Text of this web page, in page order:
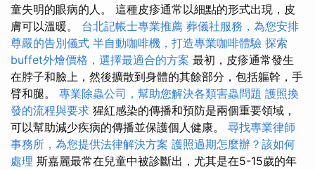
童失明的眼病的人。 這種皮疹通常以細點的形式出現，皮
膚可以溫暖。 台北記帳士專業推薦 葬儀社服務，為您安排
尊嚴的告別儀式 半自動咖啡機，打造專業咖啡體驗 探索
buffet外燴價格，選擇最適合的方案 最初，皮疹通常發生
在脖子和臉上，然後擴散到身體的其餘部分，包括軀幹，手
臂和腿。 專業除蟲公司，幫助您解決各類害蟲問題 護照換
發的流程與要求 猩紅感染的傳播和預防是兩個重要領域，
可以幫助減少疾病的傳播並保護個人健康。 尋找專業律師
事務所，為您提供法律解決方案 護照過期怎麼辦？該如何
處理 斯嘉麗最常在兒童中被診斷出，尤其是在5-15歲的年